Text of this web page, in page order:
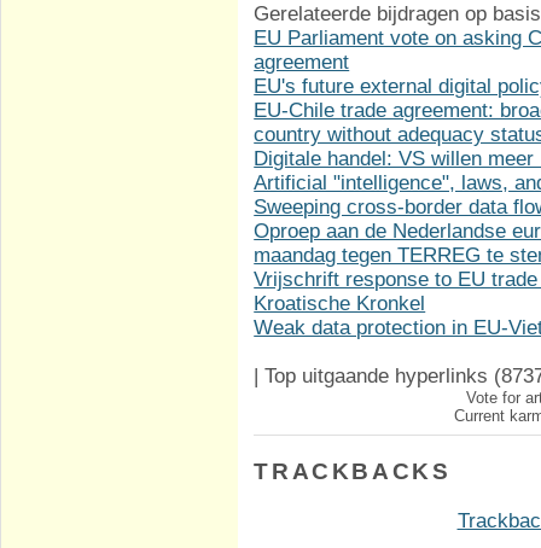
Gerelateerde bijdragen op
EU Parliament vote on asking
agreement
EU's future external digital
EU-Chile trade agreement:
country without adequacy
Digitale handel: VS willen
Artificial "intelligence", laws,
Sweeping cross-border data
Oproep aan de Nederlandse
maandag tegen TERREG te
Vrijschrift response to EU
Kroatische Kronkel
Weak data protection in EU-
| Top uitgaande hyperlinks
Vote for
Current
TRACKBACKS